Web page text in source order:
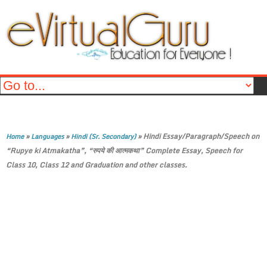
Home»Languages»Hindi (Sr. Secondary)»Hindi Essay/Paragraph/Speech on
“Rupye ki Atmakatha”, “रुपये की आत्मकथा” Complete Essay, Speech for
Class 10, Class 12 and Graduation and other classes.